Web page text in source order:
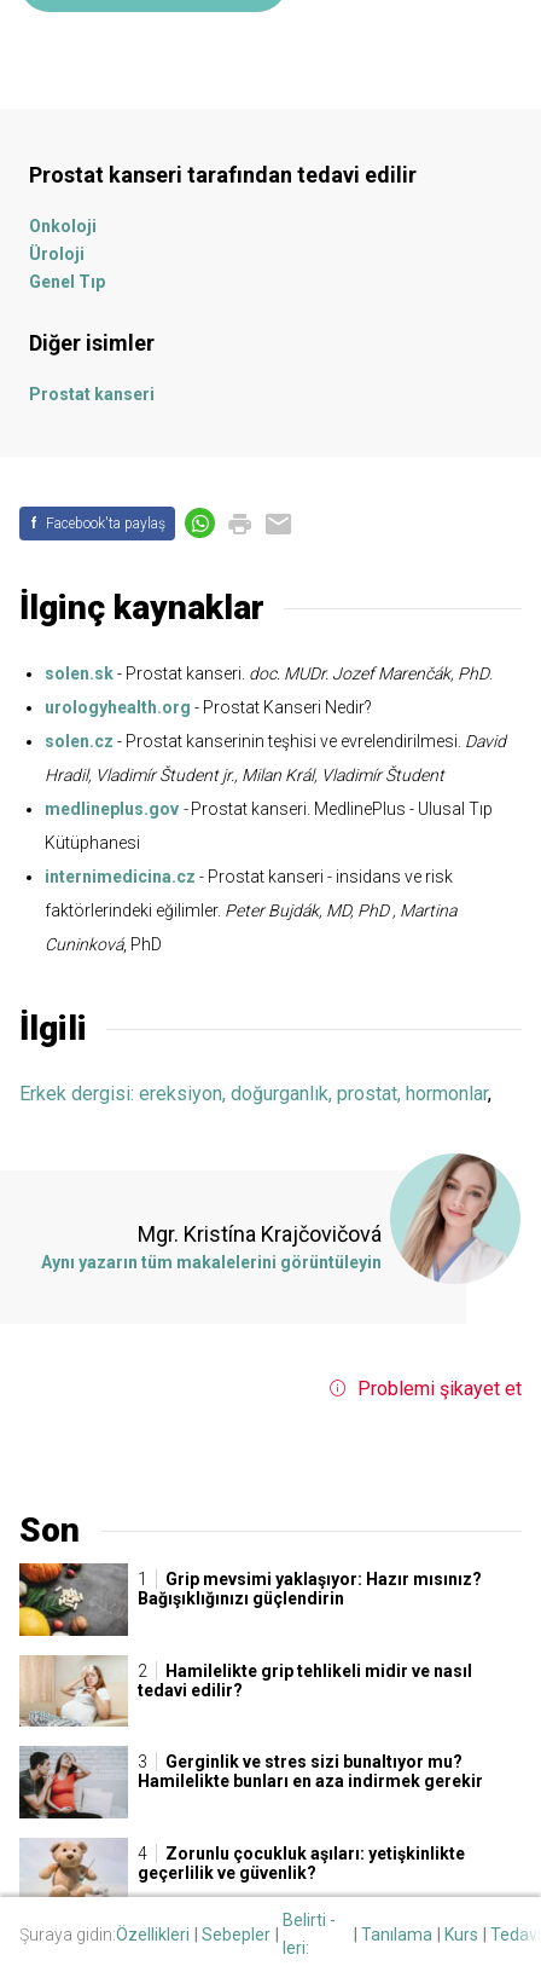
Şuraya gidin:Özellikleri Sebepler
Belirti -
leri:
Tanılama Kurs Tedavi
Prostat kanseri tarafından tedavi edilir
Onkoloji
Üroloji
Genel Tıp
Diğer isimler
Prostat kanseri
f Facebook'ta paylaş
İlginç kaynaklar
solen.sk- Prostat kanseri. doc. MUDr. Jozef Marenčák, PhD.
urologyhealth.org - Prostat Kanseri Nedir?
solen.cz - Prostat kanserinin teşhisi ve evrelendirilmesi. David
Hradil, Vladimír Študent jr., Milan Král, Vladimír Študent
medlineplus.gov-Prostat kanseri. MedlinePlus - Ulusal Tıp
Kütüphanesi
internimedicina.cz - Prostat kanseri - insidans ve risk
faktörlerindeki eğilimler. Peter Bujdák, MD, PhD , Martina
Cuninková, PhD
İlgili
Erkek dergisi: ereksiyon, doğurganlık, prostat, hormonlar,
Mgr. Kristína Krajčovičová
Aynı yazarın tüm makalelerini görüntüleyin
Problemi şikayet et
Son
Grip mevsimi yaklaşıyor: Hazır mısınız?
Bağışıklığınızı güçlendirin
Hamilelikte grip tehlikeli midir ve nasıl
tedavi edilir?
Gerginlik ve stres sizi bunaltıyor mu?
Hamilelikte bunları en aza indirmek gerekir
Zorunlu çocukluk aşıları: yetişkinlikte
geçerlilik ve güvenlik?
Hamilelik sırasında idrarda protein olması